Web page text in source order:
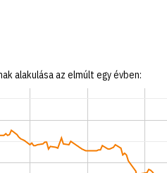
alakulása az elmúlt egy évben: